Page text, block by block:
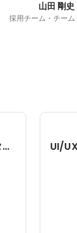
山田 剛史
採用チーム・チーム
アート・展示 カタリスト UI/